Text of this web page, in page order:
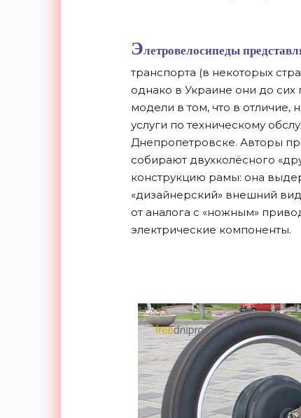
Элетровелосипеды
транспорта (в некоторых
однако в Украине они до
модели в том, что в отличие,
услуги по техническому
Днепропетровске. Авторы
собирают двухколёсного
конструкцию рамы: она
«дизайнерский» внешний
от аналога с «ножным»
электрические компоненты.